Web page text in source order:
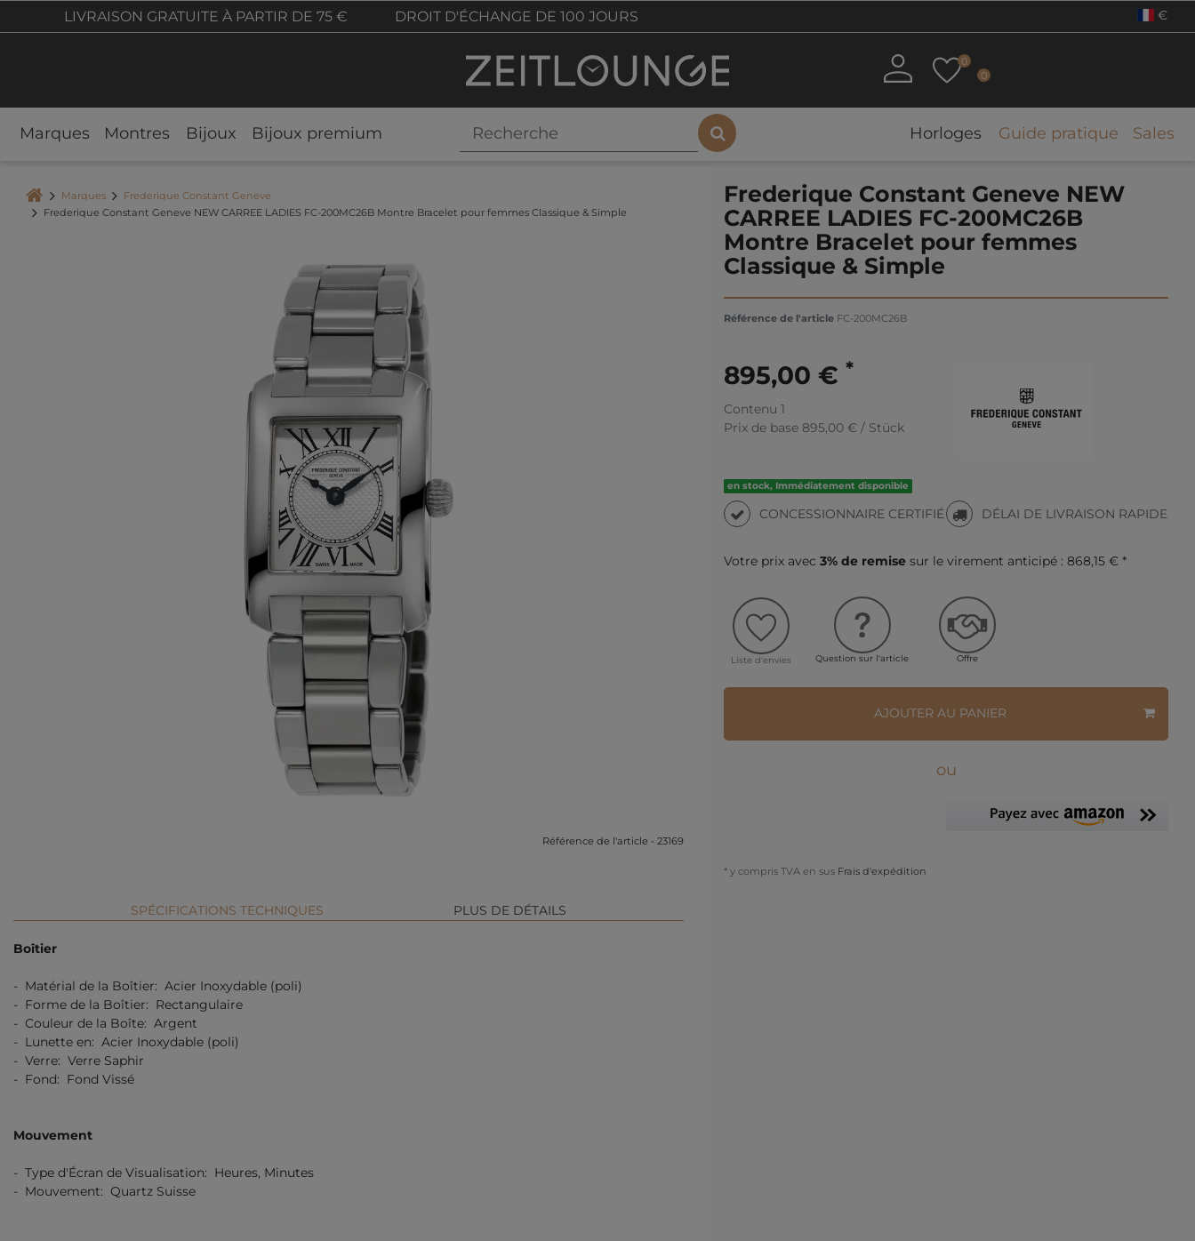
LIVRAISON GRATUITE À PARTIR DE 75 € DROIT D'ÉCHANGE DE 100 JOURS €
0
0
Marques Montres Bijoux Bijoux premium Horloges Guide pratique Sales
Marques
Frederique Constant Geneve
Frederique Constant Geneve NEW CARREE LADIES FC-200MC26B Montre Bracelet pour femmes Classique & Simple
Référence de l'article - 23169
SPÉCIFICATIONS TECHNIQUES PLUS DE DÉTAILS
Boîtier
- Matérial de la Boîtier: Acier Inoxydable (poli)
- Forme de la Boîtier: Rectangulaire
- Couleur de la Boîte: Argent
- Lunette en: Acier Inoxydable (poli)
- Verre: Verre Saphir
- Fond: Fond Vissé
Mouvement
- Type d'Écran de Visualisation: Heures, Minutes
- Mouvement: Quartz Suisse
Frederique Constant Geneve NEW
CARREE LADIES FC-200MC26B
Montre Bracelet pour femmes
Classique & Simple
Référence de l'article FC-200MC26B
895,00 € *
Contenu 1
Prix de base 895,00 € / Stück
en stock, Immédiatement disponible
CONCESSIONNAIRE CERTIFIÉ DÉLAI DE LIVRAISON RAPIDE
Votre prix avec 3% de remise sur le virement anticipé : 868,15 € *
Liste d'envies Question sur l'article Offre
AJOUTER AU PANIER
ou
* y compris TVA en sus Frais d'expédition